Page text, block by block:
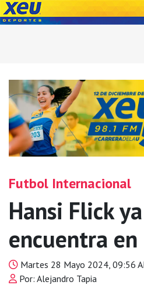
Futbol Internacional
Hansi Flick
encuentra
Martes 28 Mayo 2024, 09:56
Por: Alejandro Tapia